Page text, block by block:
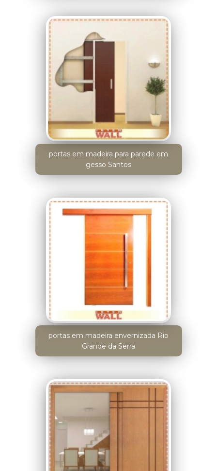
portas em madeira para parede em
gesso Santos
portas em madeira envernizada Rio
Grande da Serra